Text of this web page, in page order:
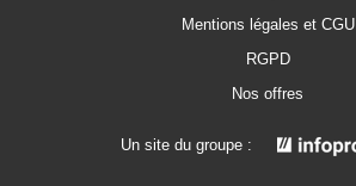
Mentions légales et CGU
RGPD
Nos offres
Un site du groupe :